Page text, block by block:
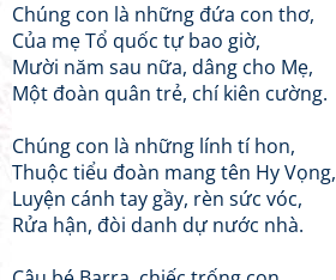
​Chúng con là những đứa con thơ,
Của mẹ Tổ quốc tự bao giờ,
Mười năm sau nữa, dâng cho Mẹ,
Một đoàn quân trẻ, chí kiên cường.
​Chúng con là những lính tí hon,
Thuộc tiểu đoàn mang tên Hy Vọng,
Luyện cánh tay gầy, rèn sức vóc,
Rửa hận, đòi danh dự nước nhà.